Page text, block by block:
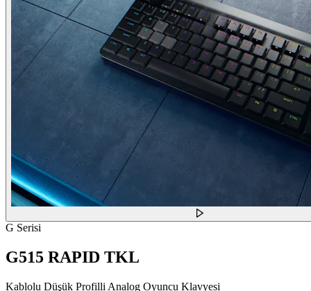
G Serisi
G515 RAPID TKL
Kablolu Düşük Profilli Analog Oyuncu Klavyesi